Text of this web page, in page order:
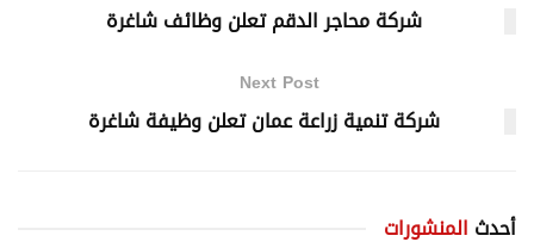
شركة محاجر الدقم تعلن وظائف شاغرة
Next Post
شركة تنمية زراعة عمان تعلن وظيفة شاغرة
أحدث المنشورات